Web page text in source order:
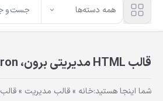
همه دسته‌ها
قالب HTML مدیریتی برون، Boron
شما اینجا هستید:خانه »قالب مدیریت »قالب HTML مدیریتی برون، Boron